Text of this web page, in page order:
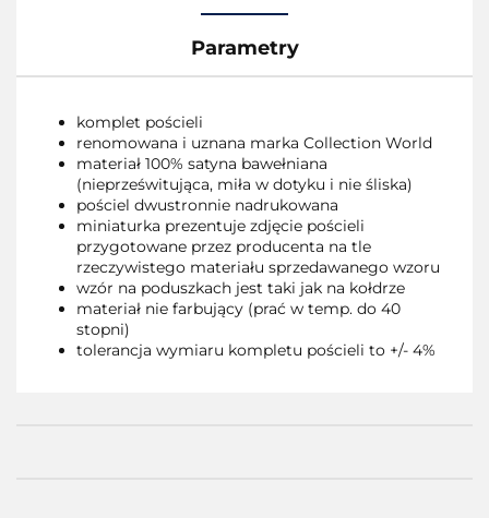
Parametry
komplet pościeli
renomowana i uznana marka Collection World
materiał 100% satyna bawełniana
(nieprześwitująca, miła w dotyku i nie śliska)
pościel dwustronnie nadrukowana
miniaturka prezentuje zdjęcie pościeli
przygotowane przez producenta na tle
rzeczywistego materiału sprzedawanego wzoru
wzór na poduszkach jest taki jak na kołdrze
materiał nie farbujący (prać w temp. do 40
stopni)
tolerancja wymiaru kompletu pościeli to +/- 4%